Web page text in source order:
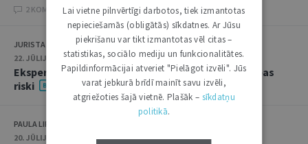
2 KOMENTĀRI
JURISTA VĀRDS
22. JŪLIJS 2026 • 14:00
Ekspertu saruna jūlijā: krimināltiesības un būvniecības
riski
PAULA LIPE
20. JŪLIJS 2026 • 16:05
Lai vietne pilnvērtīgi darbotos, tiek izmantotas
nepieciešamās (obligātās) sīkdatnes. Ar Jūsu
piekrišanu var tikt izmantotas vēl citas –
statistikas, sociālo mediju un funkcionalitātes.
Papildinformācijai atveriet "Pielāgot izvēli". Jūs
varat jebkurā brīdī mainīt savu izvēli,
atgriežoties šajā vietnē. Plašāk – sīkdatņu
politikā.